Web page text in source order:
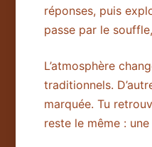
réponses, puis
passe par le
L’atmosphère
traditionnels.
marquée. Tu
reste le même :